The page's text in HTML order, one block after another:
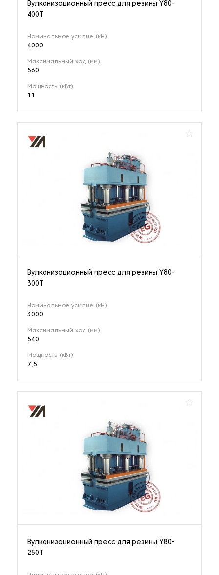
Вулканизационный пресс для резины Y80-
400T
Номинальное усилие (кН)
4000
Максимальный ход (мм)
560
Мощность (кВт)
11
Вулканизационный пресс для резины Y80-
300T
Номинальное усилие (кН)
3000
Максимальный ход (мм)
540
Мощность (кВт)
7,5
Вулканизационный пресс для резины Y80-
250T